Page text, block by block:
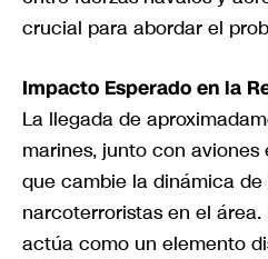
crucial para abordar el
Impacto Esperado en la
La llegada de
marines, junto con aviones
que cambie la dinámica
narcoterroristas en el área.
actúa como un elemento